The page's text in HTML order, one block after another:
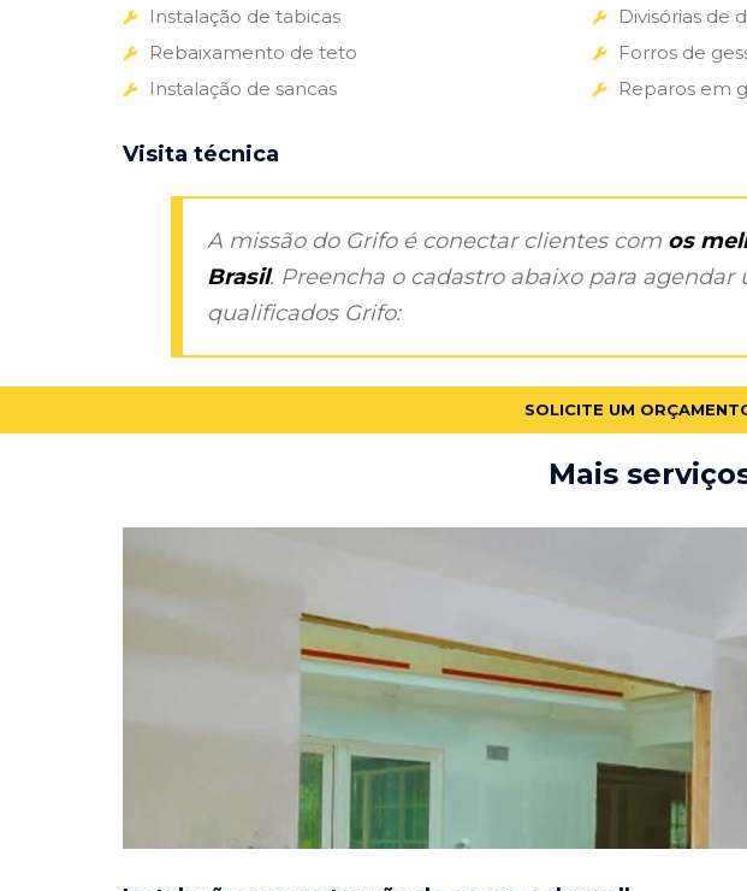
Instalação de tabicas
Rebaixamento de teto
Instalação de sancas
Divisórias de
Forros de
Reparos em
Visita técnica
A missão do Grifo é conectar clientes com os
Brasil. Preencha o cadastro abaixo para
qualificados Grifo:
SOLICITE UM
Mais